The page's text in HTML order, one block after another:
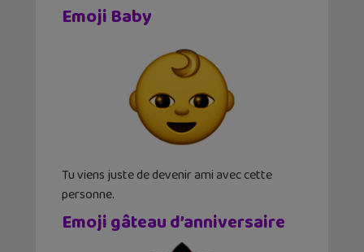
Emoji Baby
Tu viens juste de devenir ami avec cette
personne.
Emoji gâteau d’anniversaire